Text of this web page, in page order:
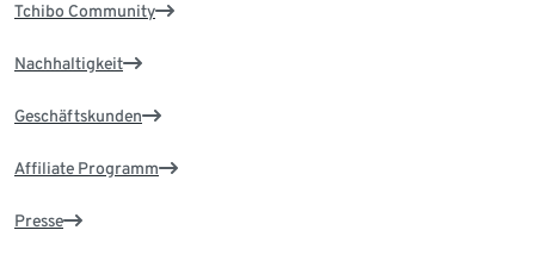
Tchibo Community
Nachhaltigkeit
Geschäftskunden
Affiliate Programm
Presse